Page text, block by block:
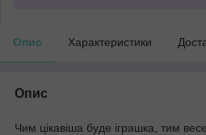
Опис Характеристики
Опис
Чим цікавіша буде іграшка, тим